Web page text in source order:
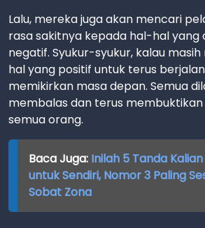
Lalu, mereka juga akan mencari
rasa sakitnya kepada hal-hal yang
negatif. Syukur-syukur, kalau
hal yang positif untuk terus
memikirkan masa depan. Semua
membalas dan terus
semua orang.
Baca Juga: Inilah 5 Tanda
untuk Sendiri, Nomor 3 Paling
Sobat Zona